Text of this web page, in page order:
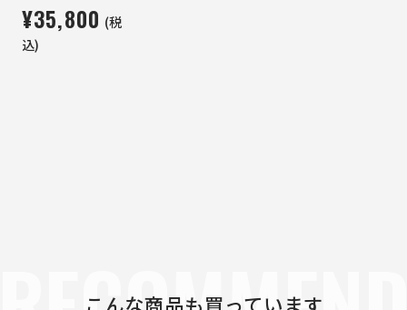
¥35,800 (税
込)
こんな商品も買っています